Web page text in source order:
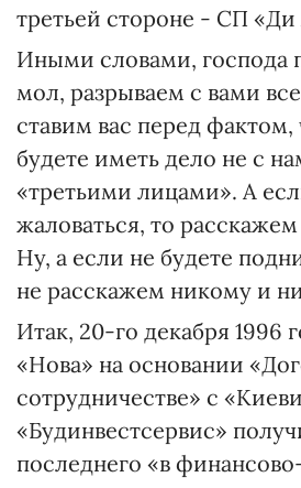
третьей стороне - СП
Иными словами, господа
мол, разрываем с вами
ставим вас перед фактом,
будете иметь дело не с
«третьими лицами». А
жаловаться, то
Ну, а если не будете
не расскажем никому и
Итак, 20-го декабря 1996
«Нова» на основании
сотрудничестве» с
«Будинвестсервис»
последнего «в